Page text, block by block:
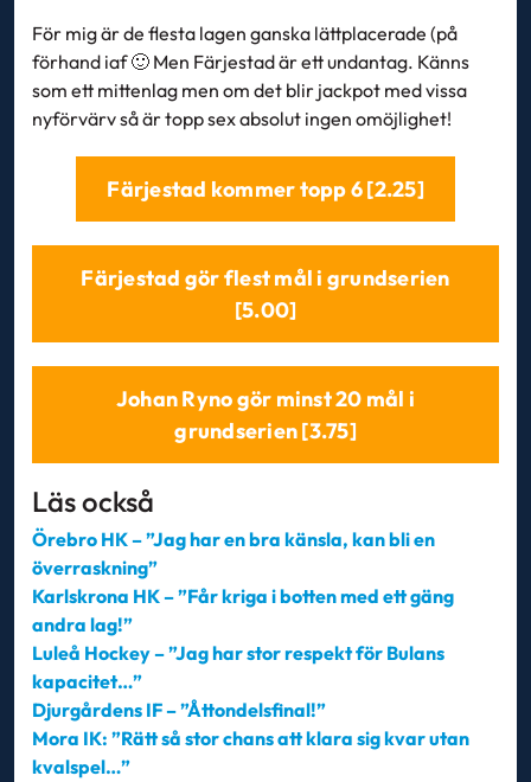
För mig är de flesta lagen ganska lättplacerade (på
förhand iaf 🙂 Men Färjestad är ett undantag. Känns
som ett mittenlag men om det blir jackpot med vissa
nyförvärv så är topp sex absolut ingen omöjlighet!
Färjestad kommer topp 6 [2.25]
Färjestad gör flest mål i grundserien
[5.00]
Johan Ryno gör minst 20 mål i
grundserien [3.75]
Läs också
Örebro HK – ”Jag har en bra känsla, kan bli en
överraskning”
Karlskrona HK – ”Får kriga i botten med ett gäng
andra lag!”
Luleå Hockey – ”Jag har stor respekt för Bulans
kapacitet…”
Djurgårdens IF – ”Åttondelsfinal!”
Mora IK: ”Rätt så stor chans att klara sig kvar utan
kvalspel…”